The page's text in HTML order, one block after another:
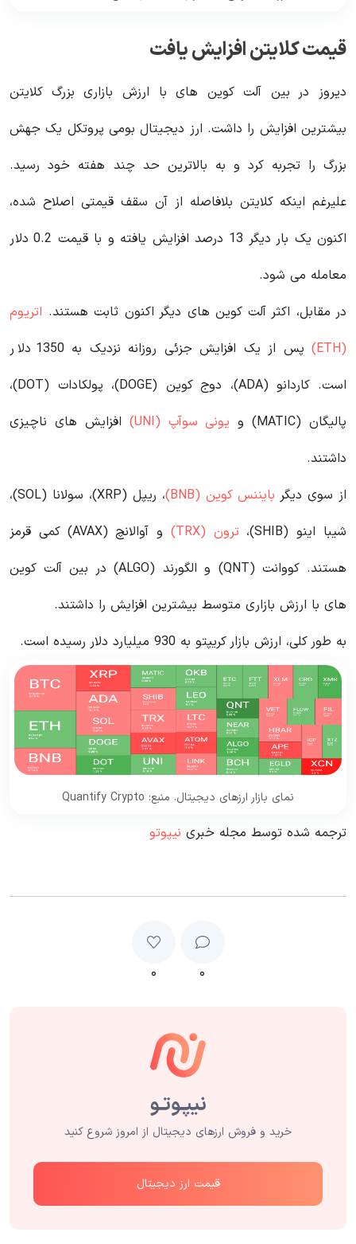
قیمت کلایتنافزایش یافت
دیروز در بین آلت کوین های با ارزش بازاری بزرگ کلایتن
بیشترین افزایش را داشت. ارز دیجیتال بومی پروتکل یک جهش
بزرگ را تجربه کرد و به بالاترین حد چند هفته‌ خود رسید.
علیرغم اینکه کلایتن بلافاصله از آن سقف قیمتی اصلاح شده،
اکنون یک بار دیگر 13 درصد افزایش یافته و با قیمت 0.2 دلار
معامله می شود.
در مقابل، اکثر آلت کوین های دیگر اکنون ثابت هستند. اتریوم
(ETH)
پس از یک افزایش جزئی روزانه نزدیک به 1350 دلار
است. کاردانو (ADA)، دوج کوین (DOGE)، پولکادات (DOT)،
پالیگان (MATIC) و
یونی سوآپ (UNI)
افزایش های ناچیزی
داشتند.
از سوی دیگر بایننس کوین (BNB)
، ریپل (XRP)، سولانا (SOL)،
شیبا اینو (SHIB)،
ترون (TRX)
و آوالانچ (AVAX) کمی قرمز
هستند. کووانت (QNT) و الگورند (ALGO) در بین آلت کوین
های با ارزش بازاری متوسط بیشترین افزایش را داشتند.
به طور کلی، ارزش بازار کریپتو به 930 میلیارد دلار رسیده است.
نمای بازار ارزهای دیجیتال. منبع: Quantify Crypto
ترجمه شده توسط مجله خبری نیپوتو
۰ ۰
خرید و فروش ارزهای دیجیتال از امروز شروع کنید
قیمت ارز دیجیتال